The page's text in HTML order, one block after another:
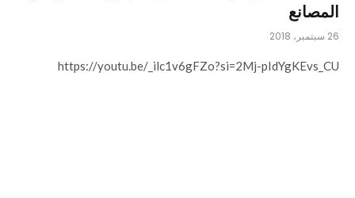
المصانع
26 سبتمبر، 2018
https://youtu.be/_ilc1v6gFZo?si=2Mj-pIdYgKEvs_CU